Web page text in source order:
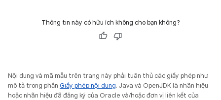
Thông tin này có hữu ích không cho bạn không?
Nội dung và mã mẫu trên trang này phải tuân thủ các giấy phép như
mô tả trong phần Giấy phép nội dung. Java và OpenJDK là nhãn hiệu
hoặc nhãn hiệu đã đăng ký của Oracle và/hoặc đơn vị liên kết của